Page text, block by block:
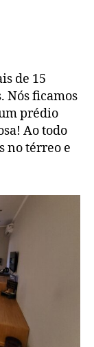
de 15
Nós ficamos
prédio
Ao todo
no térreo e